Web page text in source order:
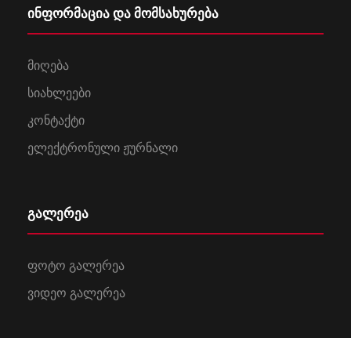
ინფორმაცია და მომსახურება
მიღება
სიახლეები
კონტაქტი
ელექტრონული ჟურნალი
გალერეა
ფოტო გალერეა
ვიდეო გალერეა